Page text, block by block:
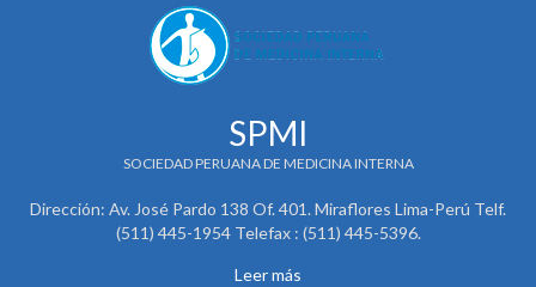
SPMI
SOCIEDAD PERUANA DE MEDICINA INTERNA
Dirección: Av. José Pardo 138 Of. 401. Miraflores Lima-Perú Telf.
(511) 445-1954 Telefax : (511) 445-5396.
Leer más